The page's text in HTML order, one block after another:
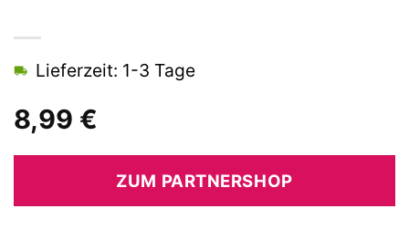
8,99 €
Lieferzeit: 1-3 Tage
ZUM PARTNERSHOP